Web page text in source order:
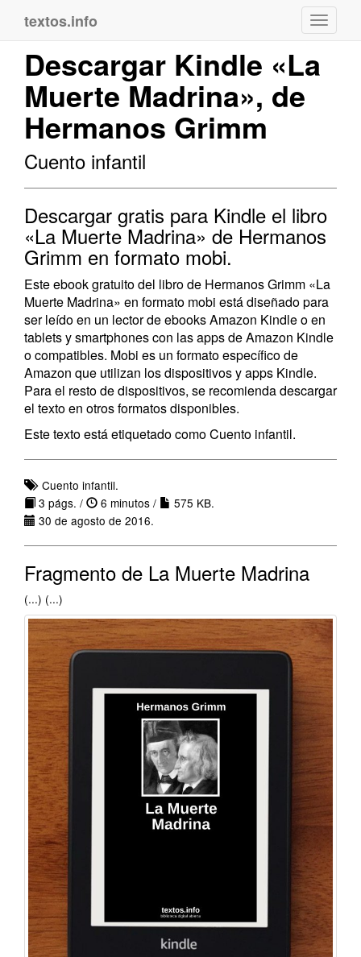
textos.info
Descargar Kindle «La
Muerte Madrina», de
Hermanos Grimm
Cuento infantil
Descargar gratis para Kindle el libro
«La Muerte Madrina» de Hermanos
Grimm en formato mobi.
Este ebook gratuito del libro de Hermanos Grimm «La
Muerte Madrina» en formato mobi está diseñado para
ser leído en un lector de ebooks Amazon Kindle o en
tablets y smartphones con las apps de Amazon Kindle
o compatibles. Mobi es un formato específico de
Amazon que utilizan los dispositivos y apps Kindle.
Para el resto de dispositivos, se recomienda descargar
el texto en otros formatos disponibles.
Este texto está etiquetado como Cuento infantil.
Cuento infantil.
3 págs. /
6 minutos /
575 KB.
30 de agosto de 2016.
Fragmento de La Muerte Madrina
(...) (...)